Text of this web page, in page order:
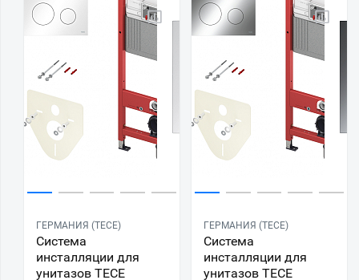
ГЕРМАНИЯ (TECE)
Система
инсталляции для
унитазов TECE
ГЕРМАНИЯ (TECE)
Система
инсталляции для
унитазов TECE